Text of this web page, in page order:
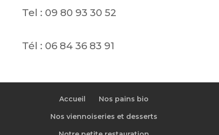
Tel : 09 80 93 30 52
Tél : 06 84 36 83 91
Accueil
Nos pains bio
Nos viennoiseries et desserts